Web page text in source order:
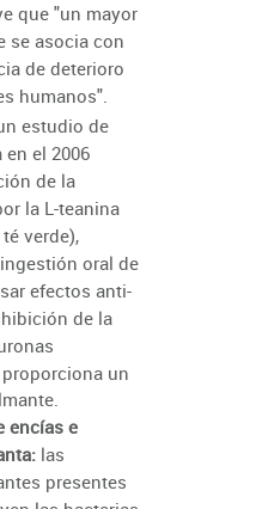
que "un mayor
se asocia con
de deterioro
humanos".
estudio de
el 2006
de la
la L-teanina
verde),
oral de
efectos anti-
de la
un
encías e
las
presentes